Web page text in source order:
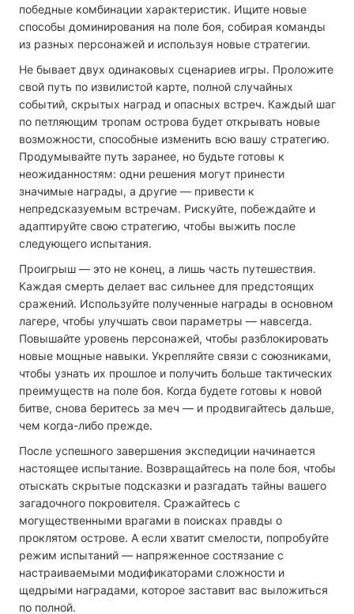
победные комбинации характеристик. Ищите новые
способы доминирования на поле боя, собирая команды
из разных персонажей и используя новые стратегии.
Не бывает двух одинаковых сценариев игры. Проложите
свой путь по извилистой карте, полной случайных
событий, скрытых наград и опасных встреч. Каждый шаг
по петляющим тропам острова будет открывать новые
возможности, способные изменить всю вашу стратегию.
Продумывайте путь заранее, но будьте готовы к
неожиданностям: одни решения могут принести
значимые награды, а другие — привести к
непредсказуемым встречам. Рискуйте, побеждайте и
адаптируйте свою стратегию, чтобы выжить после
следующего испытания.
Проигрыш — это не конец, а лишь часть путешествия.
Каждая смерть делает вас сильнее для предстоящих
сражений. Используйте полученные награды в основном
лагере, чтобы улучшать свои параметры — навсегда.
Повышайте уровень персонажей, чтобы разблокировать
новые мощные навыки. Укрепляйте связи с союзниками,
чтобы узнать их прошлое и получить больше тактических
преимуществ на поле боя. Когда будете готовы к новой
битве, снова беритесь за меч — и продвигайтесь дальше,
чем когда-либо прежде.
После успешного завершения экспедиции начинается
настоящее испытание. Возвращайтесь на поле боя, чтобы
отыскать скрытые подсказки и разгадать тайны вашего
загадочного покровителя. Сражайтесь с
могущественными врагами в поисках правды о
проклятом острове. А если хватит смелости, попробуйте
режим испытаний — напряженное состязание с
настраиваемыми модификаторами сложности и
щедрыми наградами, которое заставит вас выложиться
по полной.